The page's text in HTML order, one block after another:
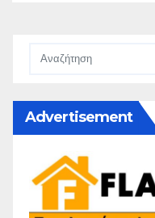
Advertisement